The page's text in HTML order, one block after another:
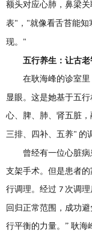
额头对应心肺，鼻梁
表" ， "就像看舌苔能知
现。 "
五行养生：让古
在耿海峰的诊室
显眼。这是她基于五
心、脾、肺、肾五脏
三排、四补、五养" 的
曾经有一位心脏
支架手术。但是患者
行调理。经过 7 次调
回归正常范围，成功
行平衡的力量。” 耿海